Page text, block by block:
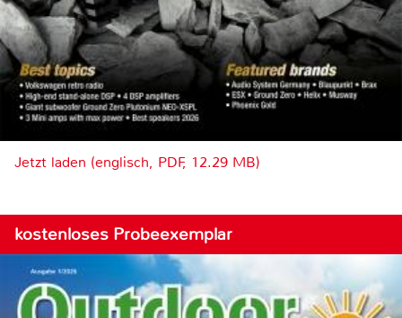
Jetzt laden (englisch, PDF, 12.29 MB)
kostenloses Probeexemplar